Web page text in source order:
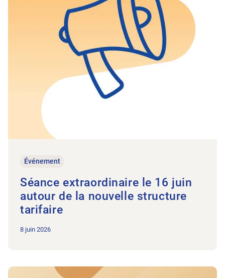
Événement
Séance extraordinaire le 16 juin
autour de la nouvelle structure
tarifaire
8 juin 2026
Vers l'article Jeudi 17 septembre 2026